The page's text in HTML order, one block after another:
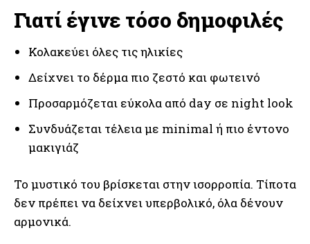
Γιατί έγινε τόσο δημοφιλές
Κολακεύει όλες τις ηλικίες
Δείχνει το δέρμα πιο ζεστό και φωτεινό
Προσαρμόζεται εύκολα από day σε night look
Συνδυάζεται τέλεια με minimal ή πιο έντονο
μακιγιάζ
Το μυστικό του βρίσκεται στην ισορροπία. Τίποτα
δεν πρέπει να δείχνει υπερβολικό, όλα δένουν
αρμονικά.